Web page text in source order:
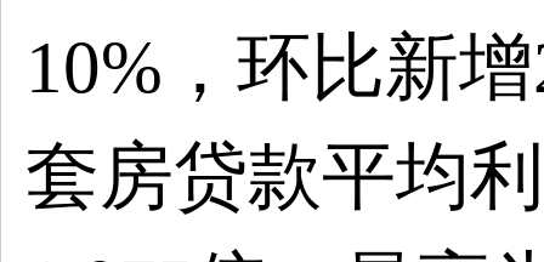
10%，环比新
套房贷款平均